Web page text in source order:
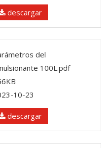
descargar
del
100L.pdf
10-23
descargar